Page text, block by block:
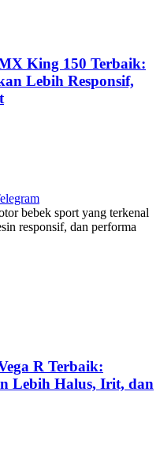
King 150 Terbaik:
Lebih Responsif,
bebek sport yang terkenal
responsif, dan performa
R Terbaik:
Lebih Halus, Irit, dan